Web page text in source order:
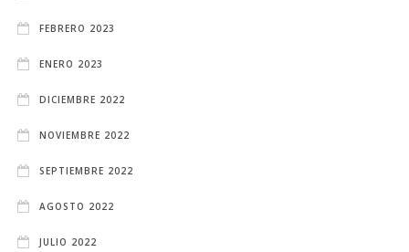
FEBRERO 2023
ENERO 2023
DICIEMBRE 2022
NOVIEMBRE 2022
SEPTIEMBRE 2022
AGOSTO 2022
JULIO 2022